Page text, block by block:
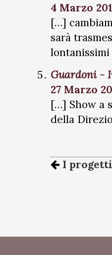
4 Marzo
[…]
sarà
Guardoni -
27 Marzo
[…] Show a
della
I